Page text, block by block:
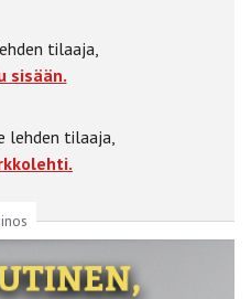
tilaaja,
sisään.
lehden tilaaja,